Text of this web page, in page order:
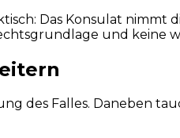
Das Konsulat
und keine
des Falles. Daneben